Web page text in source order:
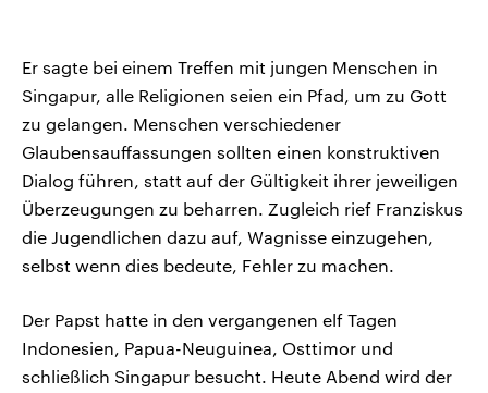
Er sagte bei einem Treffen mit jungen Menschen in
Singapur, alle Religionen seien ein Pfad, um zu Gott
zu gelangen. Menschen verschiedener
Glaubensauffassungen sollten einen konstruktiven
Dialog führen, statt auf der Gültigkeit ihrer jeweiligen
Überzeugungen zu beharren. Zugleich rief Franziskus
die Jugendlichen dazu auf, Wagnisse einzugehen,
selbst wenn dies bedeute, Fehler zu machen.
Der Papst hatte in den vergangenen elf Tagen
Indonesien, Papua-Neuguinea, Osttimor und
schließlich Singapur besucht. Heute Abend wird der